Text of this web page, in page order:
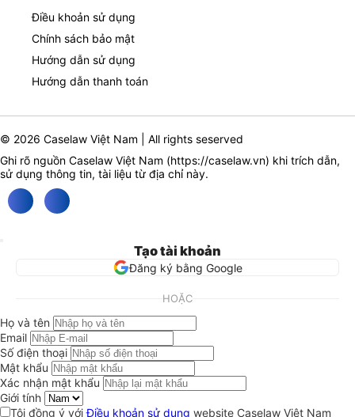
Điều khoản sử dụng
Chính sách bảo mật
Hướng dẫn sử dụng
Hướng dẫn thanh toán
© 2026 Caselaw Việt Nam | All rights seserved
Ghi rõ nguồn Caselaw Việt Nam (https://caselaw.vn) khi trích dẫn,
sử dụng thông tin, tài liệu từ địa chỉ này.
Tạo tài khoản
Đăng ký bằng Google
HOẶC
Họ và tên
Email
Số điện thoại
Mật khẩu
Xác nhận mật khẩu
Giới tính
Tôi đồng ý vớiĐiều khoản sử dụng website Caselaw Việt Nam